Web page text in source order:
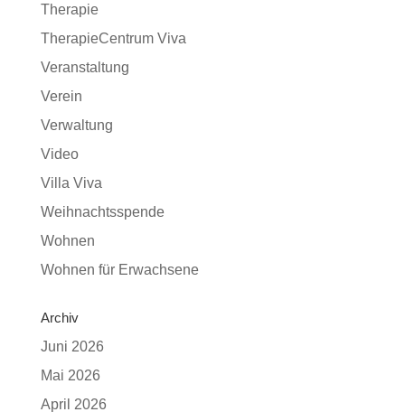
Therapie
TherapieCentrum Viva
Veranstaltung
Verein
Verwaltung
Video
Villa Viva
Weihnachtsspende
Wohnen
Wohnen für Erwachsene
Archiv
Juni 2026
Mai 2026
April 2026